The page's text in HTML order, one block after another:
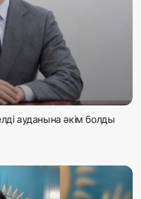
ауданына әкім болды